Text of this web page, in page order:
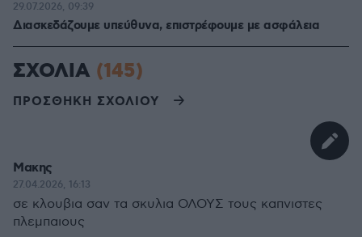
Διασκεδάζουμε υπεύθυνα, επιστρέφουμε με ασφάλεια
29.07.2026, 09:39
ΣΧΟΛΙΑ (145)
ΠΡΟΣΘΗΚΗ ΣΧΟΛΙΟΥ
Μακης
27.04.2026, 16:13
σε κλουβια σαν τα σκυλια ΟΛΟΥΣ τους καπνιστες
πλεμπαιους